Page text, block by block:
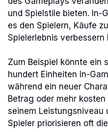
und Spielstile bieten. In-
es den Spielern, Käufe
Spielerlebnis verbessern
Zum Beispiel könnte ein
hundert Einheiten In-
während ein neuer
Betrag oder mehr
seinem Leistungsniveau
Spieler priorisieren oft